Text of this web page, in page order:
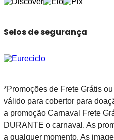
Selos de segurança
*Promoções de Frete Grátis
válido para cobertor para
a promoção Carnaval Frete
DURANTE o carnaval. As
a qualquer momento. As